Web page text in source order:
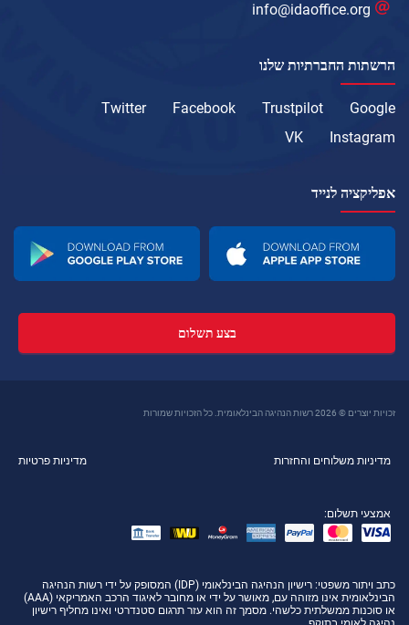
info@idaoffice.org
הרשתות החברתיות שלנו
Google
Trustpilot
Facebook
Twitter
Instagram
VK
אפליקציה לנייד
בצע תשלום
זכויות יוצרים © 2026 רשות הנהיגה הבינלאומית. כל הזכויות שמורות
מדיניות משלוחים והחזרות מדיניות פרטיות
אמצעי תשלום:
כתב ויתור משפטי
: רישיון הנהיגה הבינלאומי (IDP) המסופק על ידי רשות הנהיגה
הבינלאומית אינו מזוהה עם, מאושר על ידי או מחובר לאיגוד הרכב האמריקאי (AAA)
או סוכנות ממשלתית כלשהי. מסמך זה הוא עזר תרגום סטנדרטי ואינו מחליף רישיון